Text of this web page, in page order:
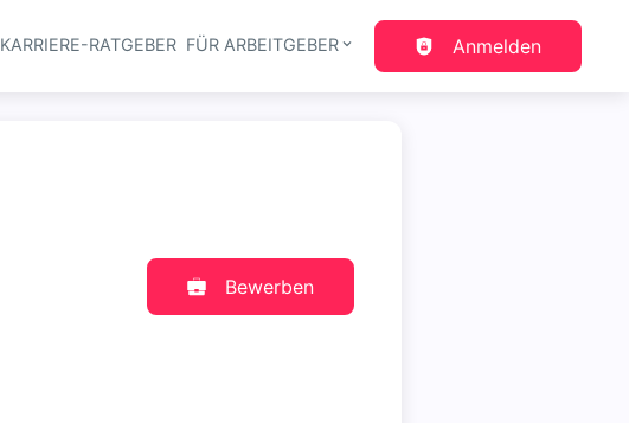
Haupt-Navigation
KARRIERE-RATGEBER FÜR ARBEITGEBER Anmelden
Bewerben